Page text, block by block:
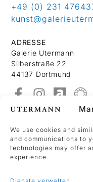
We use cookies and
and communications to
technologies may offer
experience.
+49 (0) 231
ADRESSE
Galerie Utermann
Silberstraße 22
44137 Dortmund